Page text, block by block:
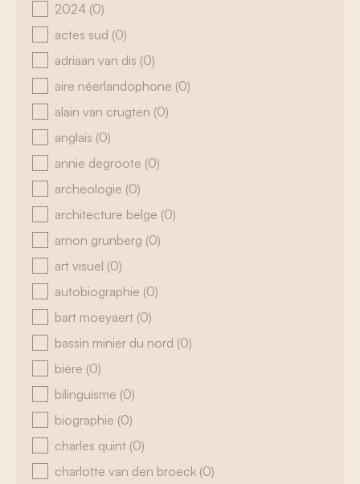
2024 (0)
actes sud (0)
adriaan van dis (0)
aire néerlandophone (0)
alain van crugten (0)
anglais (0)
annie degroote (0)
archeologie (0)
architecture belge (0)
arnon grunberg (0)
art visuel (0)
autobiographie (0)
bart moeyaert (0)
bassin minier du nord (0)
bière (0)
bilinguisme (0)
biographie (0)
charles quint (0)
charlotte van den broeck (0)